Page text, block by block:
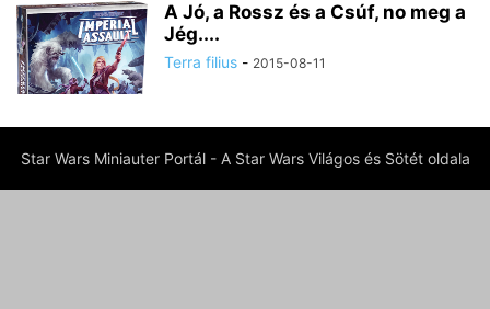
A Jó, a Rossz és a Csúf, no meg a
Jég....
Terra filius - 2015-08-11
Star Wars Miniauter Portál - A Star Wars Világos és Sötét oldala